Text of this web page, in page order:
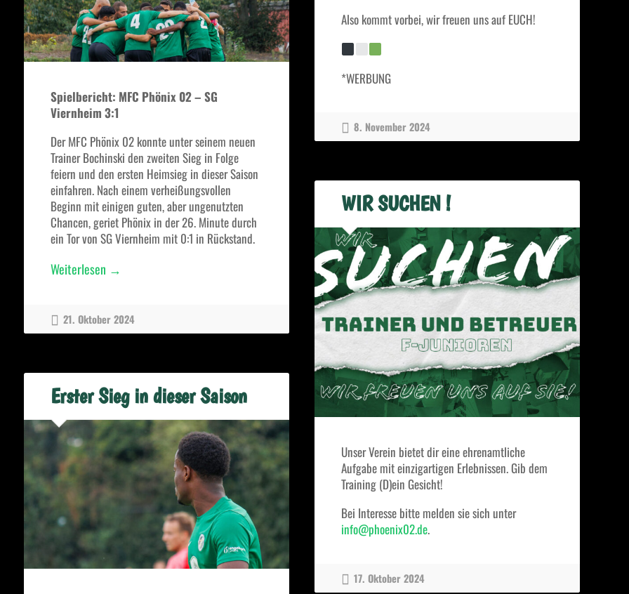
Also kommt vorbei, wir freuen uns auf EUCH!
*WERBUNG
8. November 2024
Spielbericht: MFC Phönix 02 – SG
Viernheim 3:1
Der MFC Phönix 02 konnte unter seinem neuen
Trainer Bochinski den zweiten Sieg in Folge
feiern und den ersten Heimsieg in dieser Saison
einfahren. Nach einem verheißungsvollen
Beginn mit einigen guten, aber ungenutzten
Chancen, geriet Phönix in der 26. Minute durch
ein Tor von SG Viernheim mit 0:1 in Rückstand.
Weiterlesen „2
2
neuen
Trainer“
→
21. Oktober 2024
WIR SUCHEN !
Unser Verein bietet dir eine ehrenamtliche
Aufgabe mit einzigartigen Erlebnissen. Gib dem
Training (D)ein Gesicht!
Bei Interesse bitte melden sie sich unter
info@phoenix02.de.
17. Oktober 2024
Erster Sieg in dieser Saison